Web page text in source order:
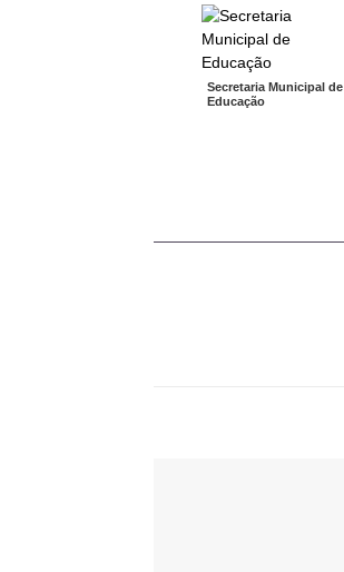
Secretaria Municipal de
Educação